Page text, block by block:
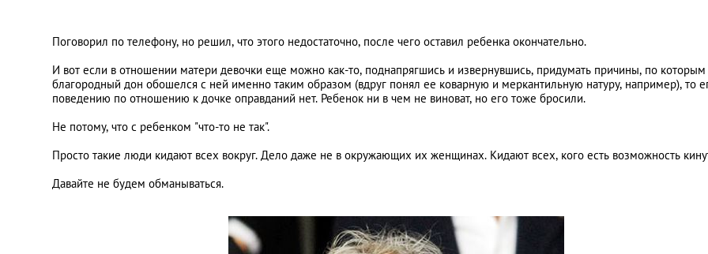
Поговорил по телефону, но решил, что этого недостаточно, после чего оставил ребенка окончательно.
И вот если в отношении матери девочки еще можно как-то, поднапрягшись и извернувшись, придумать причины, по которым
благородный дон обошелся с ней именно таким образом (вдруг понял ее коварную и меркантильную натуру, например), то
поведению по отношению к дочке оправданий нет. Ребенок ни в чем не виноват, но его тоже бросили.
Не потому, что с ребенком "что-то не так".
Просто такие люди кидают всех вокруг. Дело даже не в окружающих их женщинах. Кидают всех, кого есть возможность
Давайте не будем обманываться.